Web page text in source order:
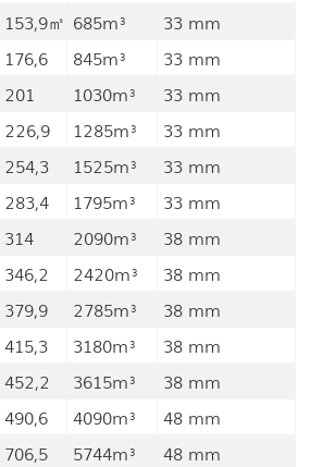
153,9㎡ 685m³
33 mm
176,6 845m³
33 mm
201 1030m³
33 mm
226,9 1285m³
33 mm
254,3 1525m³
33 mm
283,4 1795m³
33 mm
314 2090m³
38 mm
346,2 2420m³
38 mm
379,9 2785m³
38 mm
415,3 3180m³
38 mm
452,2 3615m³
38 mm
490,6 4090m³
48 mm
706,5 5744m³
48 mm